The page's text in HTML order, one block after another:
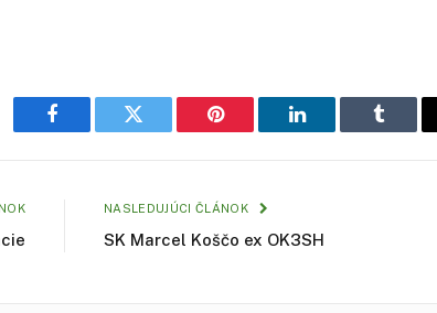
Facebook Twitter Pinterest LinkedIn Tumblr
NASLEDUJÚCI ČLÁNOK
SK Marcel Koščo ex OK3SH